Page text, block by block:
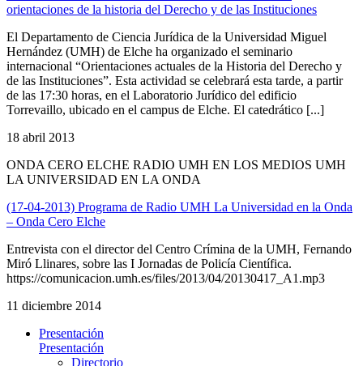
orientaciones de la historia del Derecho y de las Instituciones
El Departamento de Ciencia Jurídica de la Universidad Miguel
Hernández (UMH) de Elche ha organizado el seminario
internacional “Orientaciones actuales de la Historia del Derecho y
de las Instituciones”. Esta actividad se celebrará esta tarde, a partir
de las 17:30 horas, en el Laboratorio Jurídico del edificio
Torrevaillo, ubicado en el campus de Elche. El catedrático [...]
18 abril 2013
ONDA CERO ELCHE RADIO UMH EN LOS MEDIOS UMH
LA UNIVERSIDAD EN LA ONDA
(17-04-2013) Programa de Radio UMH La Universidad en la Onda
– Onda Cero Elche
Entrevista con el director del Centro Crímina de la UMH, Fernando
Miró Llinares, sobre las I Jornadas de Policía Científica.
https://comunicacion.umh.es/files/2013/04/20130417_A1.mp3
11 diciembre 2014
Presentación
Presentación
Directorio